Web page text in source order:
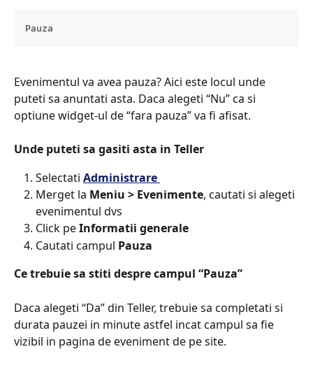
Pauza
Evenimentul va avea pauza? Aici este locul unde
puteti sa anuntati asta. Daca alegeti “Nu” ca si
optiune widget-ul de “fara pauza” va fi afisat.
Unde puteti sa gasiti asta in Teller​
Selectati Administrare
Merget la Meniu > Evenimente, cautati si alegeti
evenimentul dvs
Click pe Informatii generale​
Cautati campul Pauza
Ce trebuie sa stiti despre campul “Pauza”
Daca alegeti “Da” din Teller, trebuie sa completati si
durata pauzei in minute astfel incat campul sa fie
vizibil in pagina de eveniment de pe site.